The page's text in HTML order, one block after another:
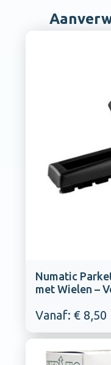
Numatic
met Wielen –
Vanaf: € 8,50